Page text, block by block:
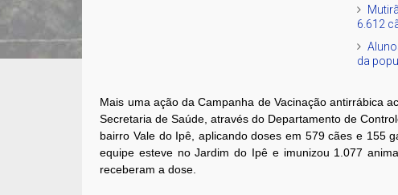
6.612
da
Mais uma ação da Campanha de Vacinação antirrábica
Secretaria de Saúde, através do Departamento de
bairro Vale do Ipê, aplicando doses em 579 cães e 155
equipe esteve no Jardim do Ipê e imunizou 1.077
receberam a dose.